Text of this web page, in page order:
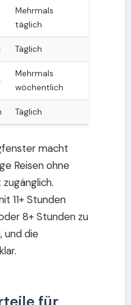
Mehrmals
täglich
Täglich
Mehrmals
wöchentlich
Täglich
macht
Reisen ohne
11+ Stunden
8+ Stunden zu
und die